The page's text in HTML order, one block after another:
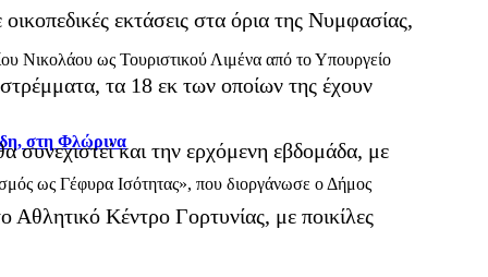
Νικολάου ως Τουριστικού Λιμένα από το Υπουργείο
στη Φλώρινα
ως Γέφυρα Ισότητας», που διοργάνωσε ο Δήμος
εκτάσεις στα όρια της Νυμφασίας,
τα 18 εκ των οποίων της έχουν
συνεχιστεί και την ερχόμενη εβδομάδα, με
Κέντρο Γορτυνίας, με ποικίλες